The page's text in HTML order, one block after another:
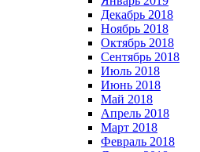
Декабрь 2018
Ноябрь 2018
Октябрь 2018
Сентябрь 2018
Июль 2018
Июнь 2018
Май 2018
Апрель 2018
Март 2018
Февраль 2018